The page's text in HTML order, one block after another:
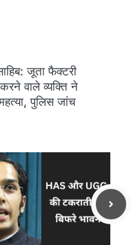
जूता फैक्टरी
वाले व्यक्ति ने
पुलिस जांच